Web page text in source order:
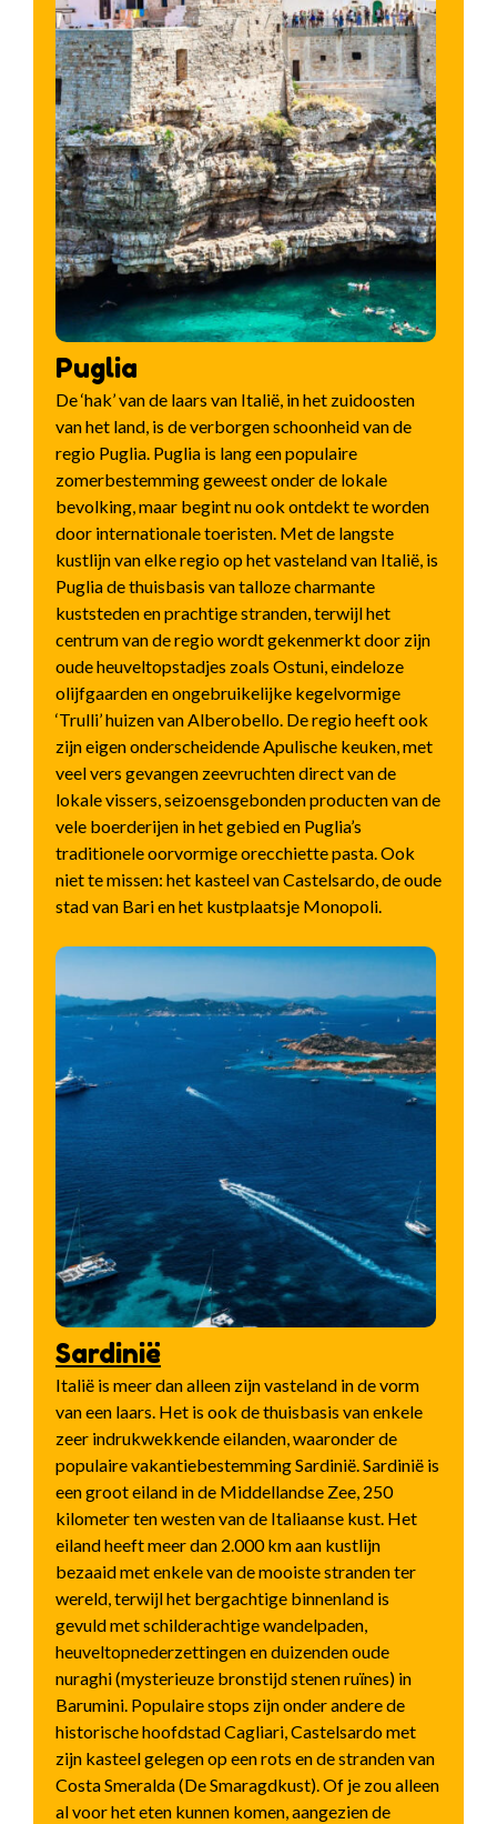
Puglia
De ‘hak’ van de laars van Italië, in het zuidoosten
van het land, is de verborgen schoonheid van de
regio Puglia. Puglia is lang een populaire
zomerbestemming geweest onder de lokale
bevolking, maar begint nu ook ontdekt te worden
door internationale toeristen. Met de langste
kustlijn van elke regio op het vasteland van Italië, is
Puglia de thuisbasis van talloze charmante
kuststeden en prachtige stranden, terwijl het
centrum van de regio wordt gekenmerkt door zijn
oude heuveltopstadjes zoals Ostuni, eindeloze
olijfgaarden en ongebruikelijke kegelvormige
‘Trulli’ huizen van Alberobello. De regio heeft ook
zijn eigen onderscheidende Apulische keuken, met
veel vers gevangen zeevruchten direct van de
lokale vissers, seizoensgebonden producten van de
vele boerderijen in het gebied en Puglia’s
traditionele oorvormige orecchiette pasta. Ook
niet te missen: het kasteel van Castelsardo, de oude
stad van Bari en het kustplaatsje Monopoli.
Sardinië
Italië is meer dan alleen zijn vasteland in de vorm
van een laars. Het is ook de thuisbasis van enkele
zeer indrukwekkende eilanden, waaronder de
populaire vakantiebestemming Sardinië. Sardinië is
een groot eiland in de Middellandse Zee, 250
kilometer ten westen van de Italiaanse kust. Het
eiland heeft meer dan 2.000 km aan kustlijn
bezaaid met enkele van de mooiste stranden ter
wereld, terwijl het bergachtige binnenland is
gevuld met schilderachtige wandelpaden,
heuveltopnederzettingen en duizenden oude
nuraghi (mysterieuze bronstijd stenen ruïnes) in
Barumini. Populaire stops zijn onder andere de
historische hoofdstad Cagliari, Castelsardo met
zijn kasteel gelegen op een rots en de stranden van
Costa Smeralda (De Smaragdkust). Of je zou alleen
al voor het eten kunnen komen, aangezien de